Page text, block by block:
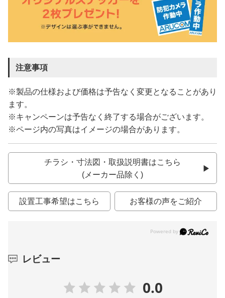
注意事項
※製品の仕様および価格は予告なく変更となることがあり
ます。
※キャンペーンは予告なく終了する場合がございます。
※ページ内の写真はイメージの場合があります。
チラシ・寸法図・取扱説明書はこちら
(メーカー品除く)
設置工事希望はこちら お客様の声をご紹介
レビュー
0.0